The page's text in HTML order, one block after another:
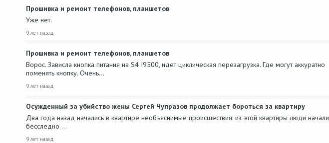
Прошивка и ремонт телефонов, планшетов
Уже нет.
9 лет назад
Прошивка и ремонт телефонов, планшетов
Ворос. Зависла кнопка питания на S4 I9500, идет циклическая перезагрузка. Где могут аккуратно
поменять кнопку. Очень…
9 лет назад
Осужденный за убийство жены Сергей Чупразов продолжает бороться за квартиру
Два года назад начались в квартире необъяснимые происшествия: из этой квартиры люди начали
бесследно …
9 лет назад